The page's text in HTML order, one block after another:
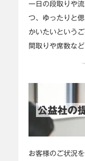
一日の段取りや
つ、ゆったりと
かいたいという
間取りや席数な
公益社の
お客様のご状況